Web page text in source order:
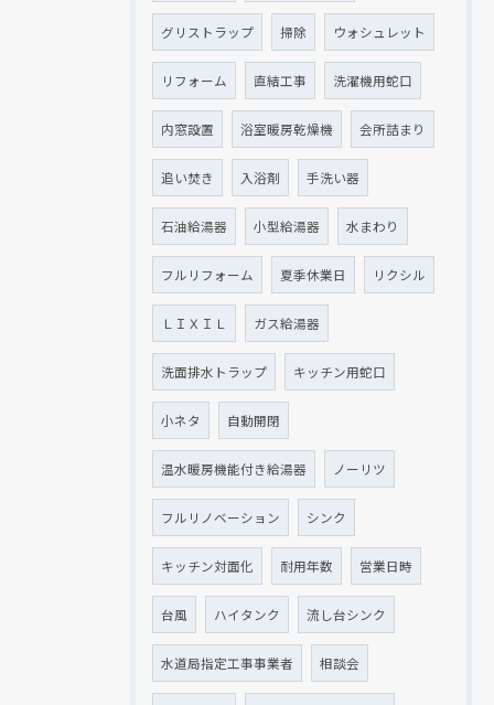
グリストラップ 掃除 ウォシュレット
リフォーム 直結工事 洗濯機用蛇口
内窓設置 浴室暖房乾燥機 会所詰まり
追い焚き 入浴剤 手洗い器
石油給湯器 小型給湯器 水まわり
フルリフォーム 夏季休業日 リクシル
ＬＩＸＩＬ ガス給湯器
洗面排水トラップ キッチン用蛇口
小ネタ 自動開閉
温水暖房機能付き給湯器 ノーリツ
フルリノベーション シンク
キッチン対面化 耐用年数 営業日時
台風 ハイタンク 流し台シンク
水道局指定工事事業者 相談会